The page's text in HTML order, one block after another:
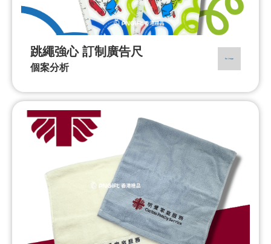
跳繩強心 訂制廣告尺
個案分析